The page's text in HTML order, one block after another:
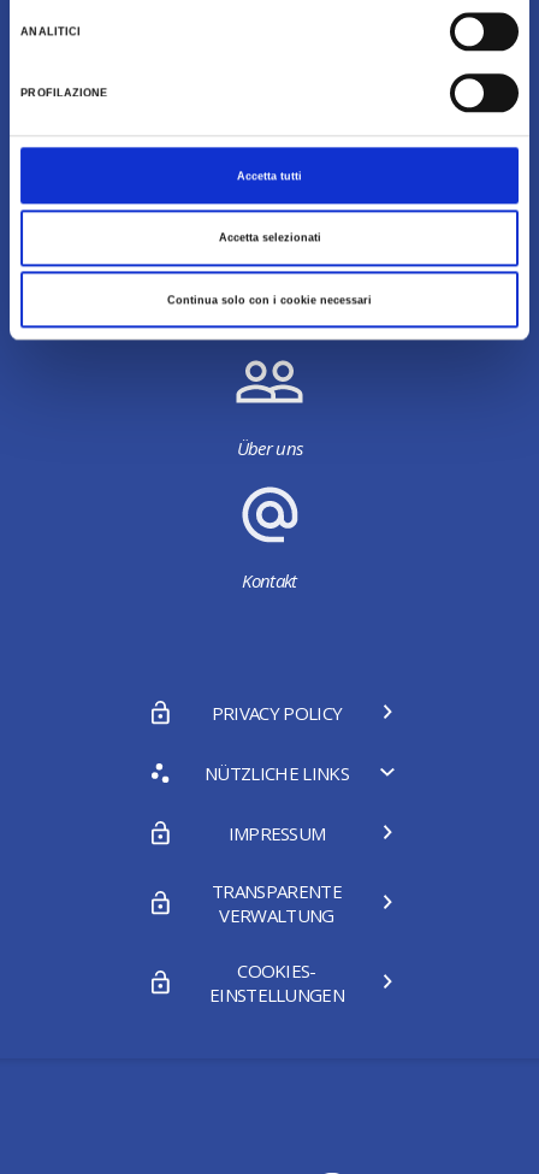
ANALITICI
PROFILAZIONE
Accetta tutti
Accetta selezionati
Continua solo con i cookie necessari
Downloadbereich
Über uns
Kontakt
PRIVACY POLICY
NÜTZLICHE LINKS
IMPRESSUM
TRANSPARENTE
VERWALTUNG
COOKIES-
EINSTELLUNGEN